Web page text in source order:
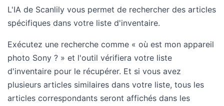
L'IA de Scanlily vous permet de rechercher des articles
spécifiques dans votre liste d'inventaire.
Exécutez une recherche comme « où est mon appareil
photo Sony ? » et l'outil vérifiera votre liste
d'inventaire pour le récupérer. Et si vous avez
plusieurs articles similaires dans votre liste, tous les
articles correspondants seront affichés dans les